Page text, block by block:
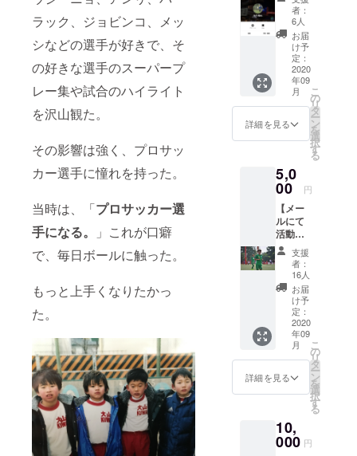
ラック、ジョビンコ、メッ
シなどの選手が好きで、そ
の好きな選手のスーパープ
レー集や試合のハイライト
を沢山観た。
その影響は強く、プロサッ
カー選手に憧れを持った。
当時は、「プロサッカー選
手になる。
」これが口癖
で、毎日ボールに触った。
もっと上手くなりたかっ
た。
アス
リート
ならで
はの食
事、オ
フの1
日、読
書や語
学の勉
強な
くつも
りで
す。
【②お
礼の
メール
をお送
りしま
す！！
】
】 今回
の欧州
挑戦に
ついて
だけで
はな
く、大
学サッ
カーや
社会人
サッ
カーに
など、
何でも
お話し
しま
しょ
う。
【② 限
定公開
Instagr
amアカ
ウント
のフォ
ローを
許可さ
せて頂
きま
者：
6人
お届
け予
定：
2020
年09
月
詳細を見る
こ
の
リ
タ
ー
ン
を
選
択
す
る
5,0
00 円
【メー
ルにて
活動報
告をお
送りし
す！！
】 リ
ターン
は不
要、と
りあえ
ず頑張
れ！と
応援し
てくだ
向けに
なりま
す。 本
支援
者：
16人
お届
け予
定：
2020
年09
月
詳細を見る
こ
の
リ
タ
ー
ン
を
選
択
す
る
10,
000 円